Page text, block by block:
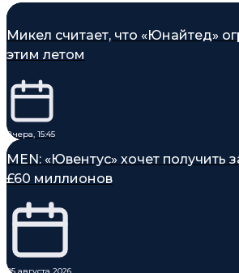
Микел считает, что «Юнайтед»
этим летом
Вчера, 15:45
MEN: «Ювентус» хочет получить
£60 миллионов
05 августа 2026